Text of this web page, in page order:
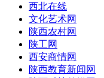
西北在线
文化艺术网
陕西农村网
陕工网
西安商情网
陕西教育新闻网